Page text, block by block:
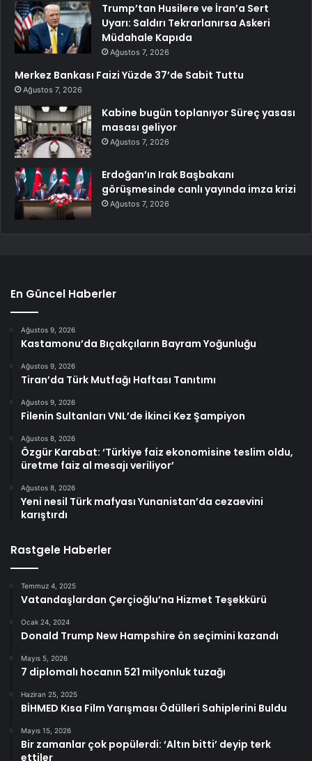
Trump’tan Husilere ve İran’a Sert
Uyarı: Saldırı Tekrarlanırsa Askeri
Müdahale Kapıda
Ağustos 7, 2026
Merkez Bankası Faizi Yüzde 37’de Sabit Tuttu
Ağustos 7, 2026
Kabine bugün toplanıyor Süreç yasası
masası geliyor
Ağustos 7, 2026
Erdoğan’ın Irak Başbakanı
görüşmesinde canlı yayında imza krizi
Ağustos 7, 2026
En Güncel Haberler
Ağustos 9, 2026
Kastamonu’da Bıçakçıların Bayram Yoğunluğu
Ağustos 9, 2026
Tiran’da Türk Mutfağı Haftası Tanıtımı
Ağustos 9, 2026
Filenin Sultanları VNL’de İkinci Kez Şampiyon
Ağustos 8, 2026
Özgür Karabat: ‘Türkiye faiz ekonomisine teslim oldu,
üretme faiz al mesajı veriliyor’
Ağustos 8, 2026
Yeni nesil Türk mafyası Yunanistan’da cezaevini
karıştırdı
Rastgele Haberler
Temmuz 4, 2025
Vatandaşlardan Çerçioğlu’na Hizmet Teşekkürü
Ocak 24, 2024
Donald Trump New Hampshire ön seçimini kazandı
Mayıs 5, 2026
7 diplomalı hocanın 521 milyonluk tuzağı
Haziran 25, 2025
BİHMED Kısa Film Yarışması Ödülleri Sahiplerini Buldu
Mayıs 15, 2026
Bir zamanlar çok popülerdi: ‘Altın bitti’ deyip terk
ettiler